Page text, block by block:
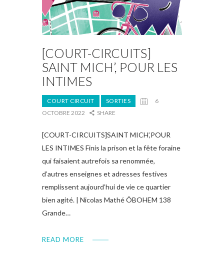
[COURT-CIRCUITS]
SAINT MICH’, POUR LES
INTIMES
COURT CIRCUIT SORTIES
6
OCTOBRE 2022
SHARE
[COURT-CIRCUITS]SAINT MICH’,POUR
LES INTIMES Finis la prison et la fête foraine
qui faisaient autrefois sa renommée,
d’autres enseignes et adresses festives
remplissent aujourd’hui de vie ce quartier
bien agité. | Nicolas Mathé ÔBOHEM 138
Grande…
READ MORE